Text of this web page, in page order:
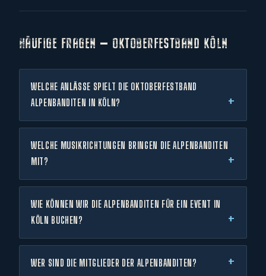
HÄUFIGE FRAGEN — OKTOBERFESTBAND KÖLN
WELCHE ANLÄSSE SPIELT DIE OKTOBERFESTBAND
ALPENBANDITEN IN KÖLN?
WELCHE MUSIKRICHTUNGEN BRINGEN DIE ALPENBANDITEN
MIT?
WIE KÖNNEN WIR DIE ALPENBANDITEN FÜR EIN EVENT IN
KÖLN BUCHEN?
WER SIND DIE MITGLIEDER DER ALPENBANDITEN?